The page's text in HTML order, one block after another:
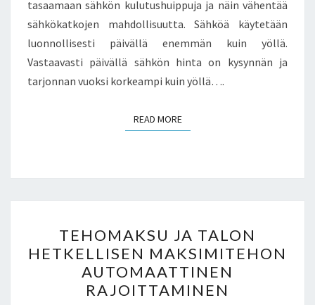
tasaamaan sähkön kulutushuippuja ja näin vähentää
sähkökatkojen mahdollisuutta. Sähköä käytetään
luonnollisesti päivällä enemmän kuin yöllä.
Vastaavasti päivällä sähkön hinta on kysynnän ja
tarjonnan vuoksi korkeampi kuin yöllä….
READ MOREREAD MORE
JA
TALON
HETKELLISEN
MAKSIMITEHON
TEHOMAKSU JA TALON
HETKELLISEN MAKSIMITEHON
AUTOMAATTINEN
RAJOITTAMINEN